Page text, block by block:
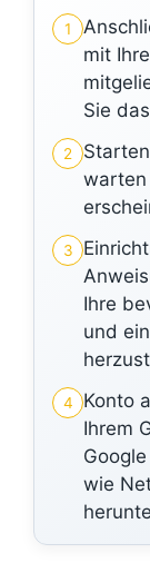
1
mit
Sie
2
warten
3
Ihre
und
4
Konto
Ihrem
wie